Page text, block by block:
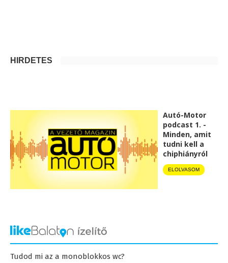
HIRDETÉS
Autó-Motor
podcast 1. -
Minden, amit
tudni kell a
chiphiányról
ELOLVASOM
Tudod mi az a monoblokkos wc?